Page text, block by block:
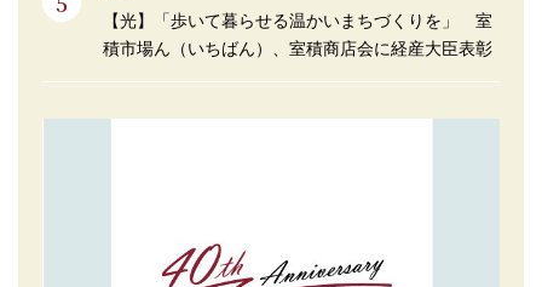
【光】「歩いて暮らせる温かいまちづくりを」 室
積市場ん（いちばん）、室積商店会に経産大臣表彰